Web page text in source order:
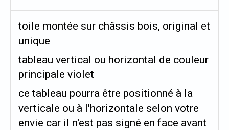
toile montée sur châssis bois, original et
unique
tableau vertical ou horizontal de couleur
principale violet
ce tableau pourra être positionné à la
verticale ou à l'horizontale selon votre
envie car il n'est pas signé en face avant